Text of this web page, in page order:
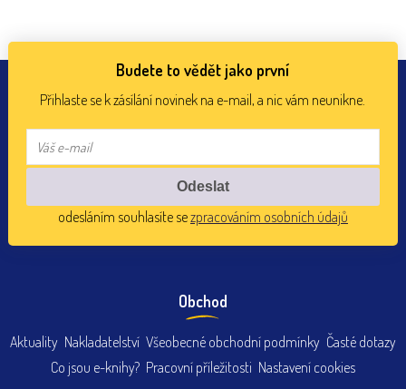
Budete to vědět jako první
Přihlaste se k zásílání novinek na e-mail, a nic vám neunikne.
odesláním souhlasíte sezpracováním osobních údajů
Obchod
Aktuality Nakladatelství Všeobecné obchodní podmínky Časté dotazy
Co jsou e-knihy? Pracovní příležitosti Nastavení cookies